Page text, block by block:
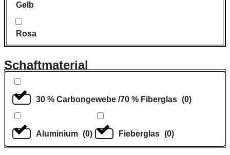
Gelb
Rosa
Schaftmaterial
30 % Carbongewebe /70 % Fiberglas (0)
Aluminium (0) Fieberglas (0)